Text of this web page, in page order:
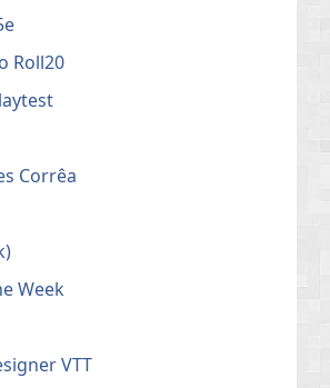
Roll20
Corrêa
Week
VTT